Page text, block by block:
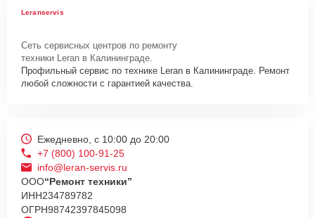
Leranservis
Сеть сервисных центров по ремонту
техники Leran в Калининграде.
Профильный сервис по технике Leran в Калининграде. Ремонт
любой сложности с гарантией качества.
Ежедневно, с 10:00 до 20:00
+7 (800) 100-91-25
info@leran-servis.ru
ООО“Ремонт техники”
ИНН234789782
ОГРН98742397845098